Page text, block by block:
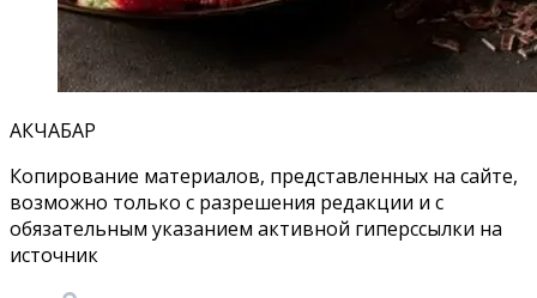
АКЧАБАР
Копирование материалов, представленных на сайте,
возможно только с разрешения редакции и с
обязательным указанием активной гиперссылки на
источник